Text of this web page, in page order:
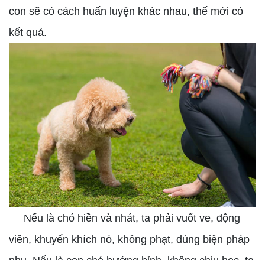
con sẽ có cách huấn luyện khác nhau, thế mới có
kết quả.
Nếu là chó hiền và nhát, ta phải vuốt ve, động
viên, khuyến khích nó, không phạt, dùng biện pháp